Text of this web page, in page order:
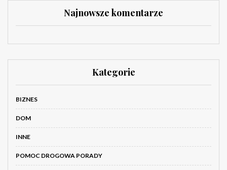
Najnowsze komentarze
Kategorie
BIZNES
DOM
INNE
POMOC DROGOWA PORADY